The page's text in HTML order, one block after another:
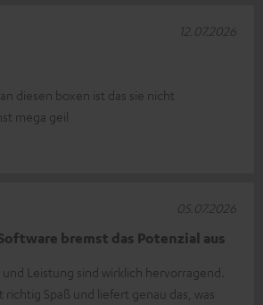
diesen boxen ist das sie nicht
mega geil
12.07.2026
bremst das Potenzial aus
Leistung sind wirklich hervorragend.
richtig Spaß und liefert genau das, was
05.07.2026